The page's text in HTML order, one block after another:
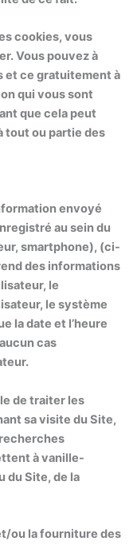
cookies, vous
Vous pouvez à
et ce gratuitement à
qui vous sont
que cela peut
tout ou partie des
envoyé
au sein du
smartphone), (ci-
des informations
le
le système
la date et l’heure
cas
de traiter les
sa visite du Site,
à vanille-
du Site, de la
ou la fourniture des